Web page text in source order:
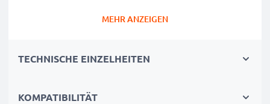
getestet, um ein optimales Sicherheitsniveau zu
Kurzschluss-, Überhitzungs- und
MEHR ANZEIGEN
TECHNISCHE EINZELHEITEN
KOMPATIBILITÄT